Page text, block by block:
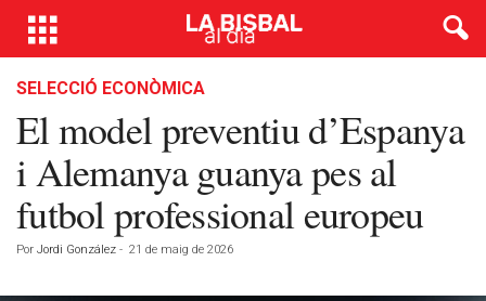
SELECCIÓ ECONÒMICA
El model preventiu d’Espanya
i Alemanya guanya pes al
futbol professional europeu
Por Jordi González - 21 de maig de 2026